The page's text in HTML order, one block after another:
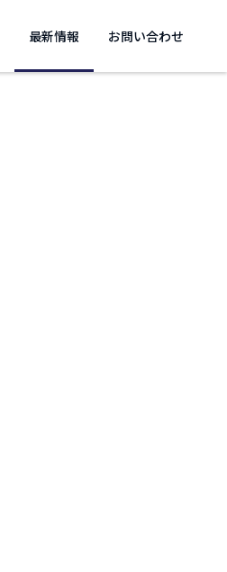
最新情報 お問い合わせ